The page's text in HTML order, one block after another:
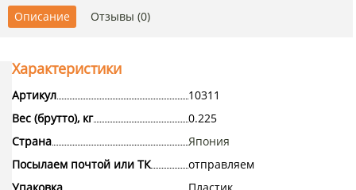
Описание Отзывы (0)
Характеристики
Артикул
10311
Вес (брутто), кг
0.225
Страна
Япония
Посылаем почтой или ТК
отправляем